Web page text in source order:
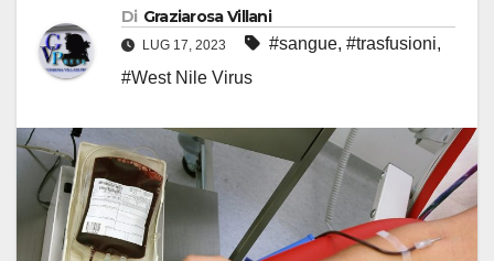
Di Graziarosa Villani
LUG 17, 2023 #sangue, #trasfusioni,
#West Nile Virus